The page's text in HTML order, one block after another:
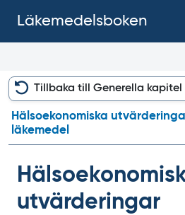
Läkemedelsboken
utvärderingar
Tillbaka till Generella kapitel
Hälsoekonomiska
läkemedel